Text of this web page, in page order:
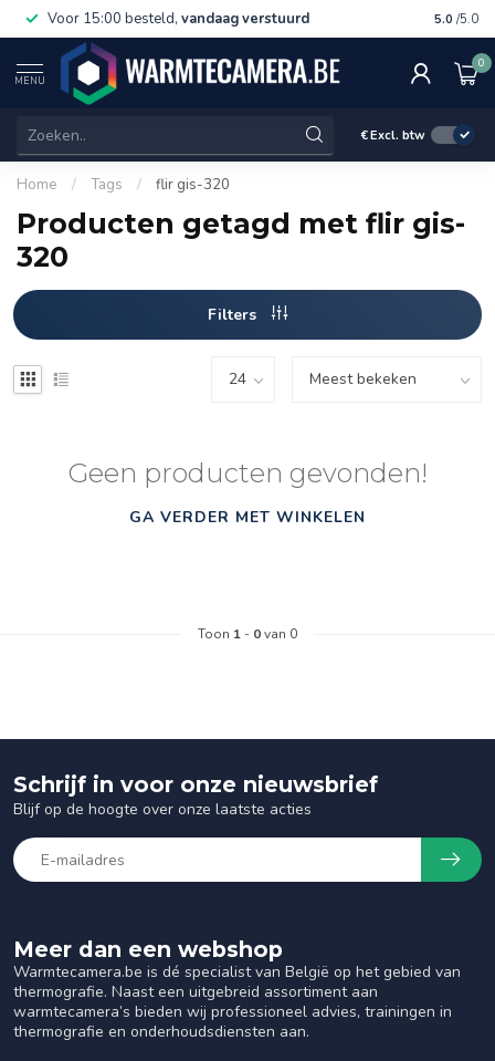
Voor 15:00 besteld, vandaag verstuurd Gratis
5.0 /5.0
MENU
0
€Excl. btw
Home / Tags / flir gis-320
Producten getagd met flir gis-
320
Filters
Geen producten gevonden!
GA VERDER MET WINKELEN
Toon 1 - 0van 0
Meer dan een webshop
Warmtecamera.be is dé specialist van België op het gebied van
thermografie. Naast een uitgebreid assortiment aan
warmtecamera’s bieden wij professioneel advies, trainingen in
thermografie en onderhoudsdiensten aan.
Schrijf in voor onze nieuwsbrief
Blijf op de hoogte over onze laatste acties